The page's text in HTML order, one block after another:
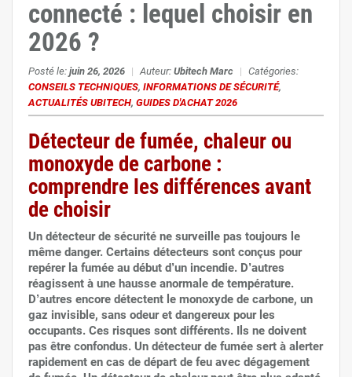
connecté : lequel choisir en
2026 ?
Posté le: juin 26, 2026 | Auteur: Ubitech Marc | Catégories:
CONSEILS TECHNIQUES, INFORMATIONS DE SÉCURITÉ,
ACTUALITÉS UBITECH, GUIDES D'ACHAT 2026
Détecteur de fumée, chaleur ou
monoxyde de carbone :
comprendre les différences avant
de choisir
Un détecteur de sécurité ne surveille pas toujours le
même danger. Certains détecteurs sont conçus pour
repérer la fumée au début d’un incendie. D’autres
réagissent à une hausse anormale de température.
D’autres encore détectent le monoxyde de carbone, un
gaz invisible, sans odeur et dangereux pour les
occupants. Ces risques sont différents. Ils ne doivent
pas être confondus. Un détecteur de fumée sert à alerter
rapidement en cas de départ de feu avec dégagement